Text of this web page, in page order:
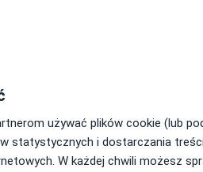
używać plików cookie (lub
statystycznych i dostarczania
W każdej chwili możesz